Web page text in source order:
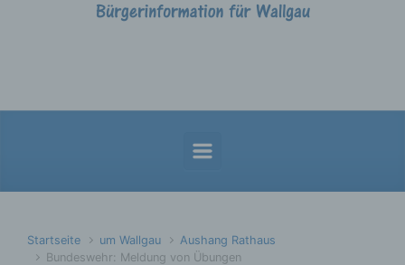
Startseite um Wallgau
Aushang Rathaus
Bundeswehr: Meldung von Übungen